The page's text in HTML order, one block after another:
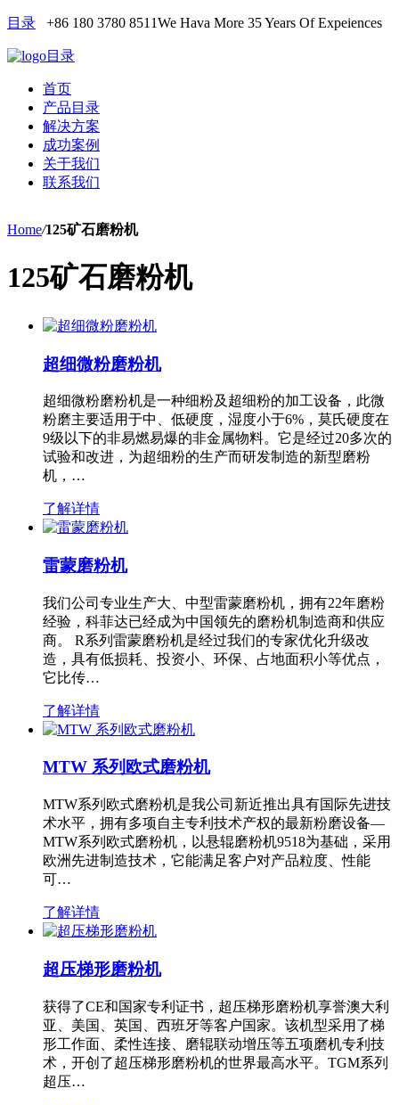
目录 +86 180 3780 8511We Hava More 35 Years Of Expeiences
目录
首页
产品目录
解决方案
成功案例
关于我们
联系我们
Home/125矿石磨粉机
125矿石磨粉机
超细微粉磨粉机
超细微粉磨粉机是一种细粉及超细粉的加工设备，此微
粉磨主要适用于中、低硬度，湿度小于6%，莫氏硬度在
9级以下的非易燃易爆的非金属物料。它是经过20多次的
试验和改进，为超细粉的生产而研发制造的新型磨粉
机，…
了解详情
雷蒙磨粉机
我们公司专业生产大、中型雷蒙磨粉机，拥有22年磨粉
经验，科菲达已经成为中国领先的磨粉机制造商和供应
商。 R系列雷蒙磨粉机是经过我们的专家优化升级改
造，具有低损耗、投资小、环保、占地面积小等优点，
它比传…
了解详情
MTW 系列欧式磨粉机
MTW系列欧式磨粉机是我公司新近推出具有国际先进技
术水平，拥有多项自主专利技术产权的最新粉磨设备—
MTW系列欧式磨粉机，以悬辊磨粉机9518为基础，采用
欧洲先进制造技术，它能满足客户对产品粒度、性能
可…
了解详情
超压梯形磨粉机
获得了CE和国家专利证书，超压梯形磨粉机享誉澳大利
亚、美国、英国、西班牙等客户国家。该机型采用了梯
形工作面、柔性连接、磨辊联动增压等五项磨机专利技
术，开创了超压梯形磨粉机的世界最高水平。TGM系列
超压…